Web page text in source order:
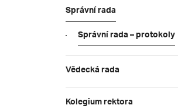
Správní rada
Správní rada – protokoly
Vědecká rada
Kolegium rektora